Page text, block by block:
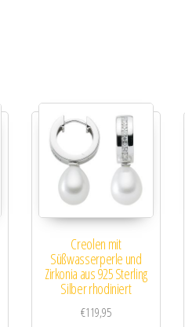
Creolen mit
Süßwasserperle und
Zirkonia aus 925 Sterling
Silber rhodiniert
€119,95